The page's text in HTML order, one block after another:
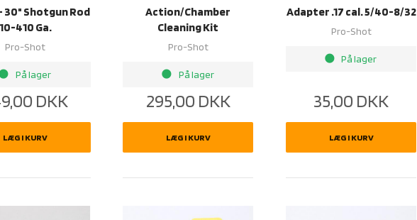
30" Shotgun Rod
10-410 Ga.
Pro-Shot
På lager
DKK
LÆG I KURV
Action/Chamber
Cleaning Kit
Pro-Shot
brightness_1 På lager
295,00 DKK
LÆG I KURV
Adapter .17 cal. 5/40-8/32
Pro-Shot
brightness_1 På lager
35,00 DKK
LÆG I KURV